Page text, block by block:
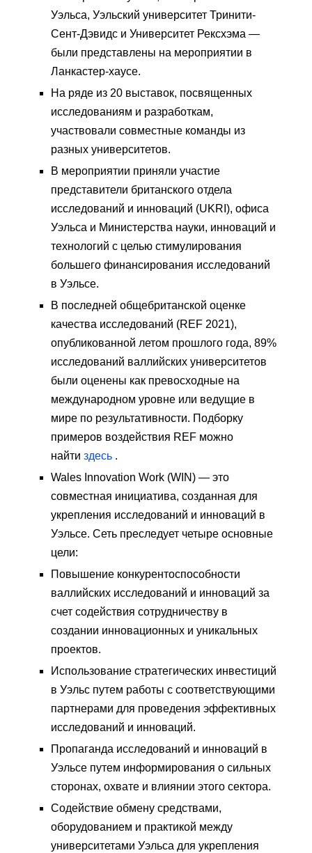
Уэльса, Уэльский университет Тринити-
Сент-Дэвидс и Университет Рексхэма —
были представлены на мероприятии в
Ланкастер-хаусе.
На ряде из 20 выставок, посвященных
исследованиям и разработкам,
участвовали совместные команды из
разных университетов.
В мероприятии приняли участие
представители британского отдела
исследований и инноваций (UKRI), офиса
Уэльса и Министерства науки, инноваций и
технологий с целью стимулирования
большего финансирования исследований
в Уэльсе.
В последней общебританской оценке
качества исследований (REF 2021),
опубликованной летом прошлого года, 89%
исследований валлийских университетов
были оценены как превосходные на
международном уровне или ведущие в
мире по результативности. Подборку
примеров воздействия REF можно
найти здесь .
Wales Innovation Work (WIN) — это
совместная инициатива, созданная для
укрепления исследований и инноваций в
Уэльсе. Сеть преследует четыре основные
цели:
Повышение конкурентоспособности
валлийских исследований и инноваций за
счет содействия сотрудничеству в
создании инновационных и уникальных
проектов.
Использование стратегических инвестиций
в Уэльс путем работы с соответствующими
партнерами для проведения эффективных
исследований и инноваций.
Пропаганда исследований и инноваций в
Уэльсе путем информирования о сильных
сторонах, охвате и влиянии этого сектора.
Содействие обмену средствами,
оборудованием и практикой между
университетами Уэльса для укрепления